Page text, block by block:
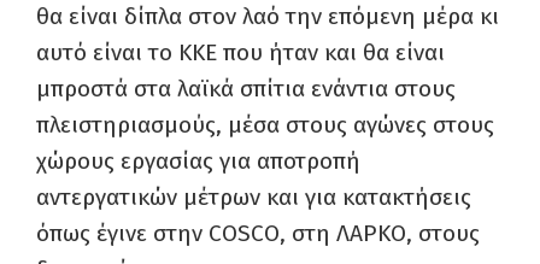
θα είναι δίπλα στον λαό την επόμενη μέρα κι
αυτό είναι το ΚΚΕ που ήταν και θα είναι
μπροστά στα λαϊκά σπίτια ενάντια στους
πλειστηριασμούς, μέσα στους αγώνες στους
χώρους εργασίας για αποτροπή
αντεργατικών μέτρων και για κατακτήσεις
όπως έγινε στην COSCO, στη ΛΑΡΚΟ, στους